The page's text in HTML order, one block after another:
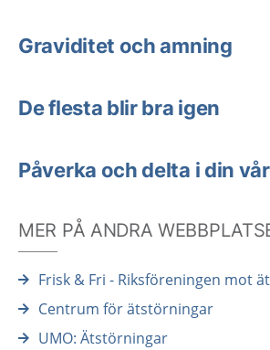
Graviditet och amning
De flesta blir bra igen
Påverka och delta i din
MER PÅ ANDRA
Frisk & Fri - Riksföreningen mot
Centrum för ätstörningar
UMO: Ätstörningar